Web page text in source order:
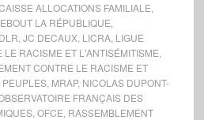
ALLOCATIONS FAMILIALE
LA RÉPUBLIQUE
DLR JC DECAUX, LICRA, LIGUE
RACISME ET L'ANTISÉMITISME
CONTRE LE RACISME ET
PEUPLES, MRAP, NICOLAS DUPONT-
FRANÇAIS DES
, OFCE RASSEMBLEMENT